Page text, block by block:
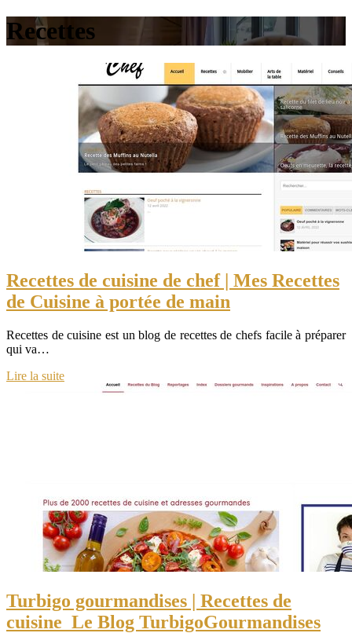
Recettes
Recettes de cuisine de chef | Mes Recettes
de Cuisine à portée de main
Recettes de cuisine est un blog de recettes de chefs facile à préparer
qui va…
Lire la suite
Turbigo gour­man­di­ses | Recettes de
cuisine Le Blog TurbigoGour­man­di­ses